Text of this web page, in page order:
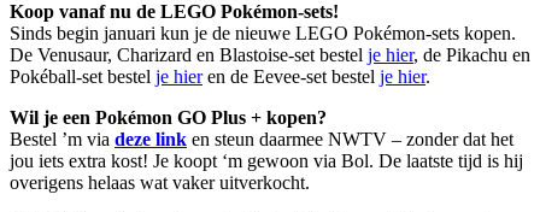
Koop vanaf nu de LEGO Pokémon-sets!
Sinds begin januari kun je de nieuwe LEGO Pokémon-sets kopen.
De Venusaur, Charizard en Blastoise-set bestel je hier, de Pikachu en
Pokéball-set bestel je hieren de Eevee-set bestel je hier.
Wil je een Pokémon GO Plus + kopen?
Bestel ’m via deze link en steun daarmee NWTV – zonder dat het
jou iets extra kost! Je koopt ‘m gewoon via Bol. De laatste tijd is hij
overigens helaas wat vaker uitverkocht.